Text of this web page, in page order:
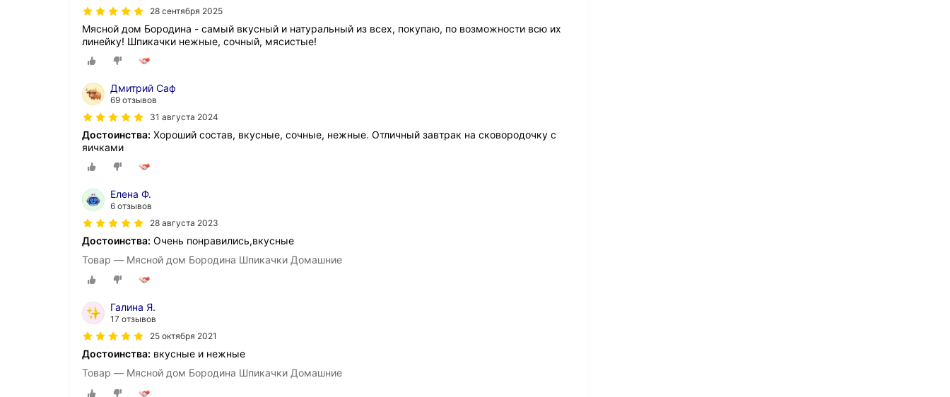
28 сентября 2025
Мясной дом Бородина - самый вкусный и натуральный из всех, покупаю, по возможности всю их
линейку! Шпикачки нежные, сочный, мясистые!
Дмитрий Саф
69 отзывов
31 августа 2024
Достоинства: Хороший состав, вкусные, сочные, нежные. Отличный завтрак на сковородочку с
яичками
Елена Ф.
6 отзывов
28 августа 2023
Достоинства: Очень понравились,вкусные
Товар — Мясной дом Бородина Шпикачки Домашние
Галина Я.
17 отзывов
25 октября 2021
Достоинства: вкусные и нежные
Товар — Мясной дом Бородина Шпикачки Домашние